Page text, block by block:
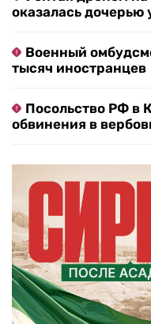
оказалась дочерью
Военный
тысяч иностранцев
Посольство РФ в
обвинения в